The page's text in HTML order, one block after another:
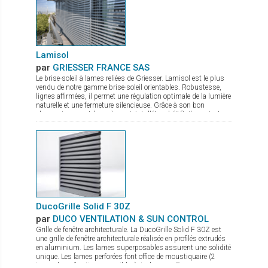
Lamisol
par GRIESSER FRANCE SAS
Le brise-soleil à lames reliées de Griesser. Lamisol est le plus
vendu de notre gamme brise-soleil orientables. Robustesse,
lignes affirmées, il permet une régulation optimale de la lumière
naturelle et une fermeture silencieuse. Grâce à son bon
obscurcissement (avec à son joint d'étanchéité), il convient
aux bâtiments tertiaires et également à toutes les pièces de vie.
Ses lames sont en forme de Z, disponibles en deux largeurs :
90 mm et 70 mm (pour les espaces exigus). Il bénéficie d'une
très bonne résistance au vent, jusqu’à 92 km/h. Système de
pose : - Lamisol est proposé en différents modèles pour deux
types de pose : sous linteau ou avec cache. - Coulisses Fix
(système autoporteur) : facilité de pose Option Lamisol® III
Reflect : Le système Lamisol® III Reflect permet trois ou deux
positions des lames sur le même store. En bas, le store
protège contre l'éblouissement désagréable quand on travaille
lumière du jour. La partie supérieure amène la lumière jusqu'à
l'intérieur pour une sensation agréable dans la pièce. La
bicoloration et 150 coloris en standard, vous sont proposés
pour un maximum de personnalisation.
DucoGrille Solid F 30Z
par DUCO VENTILATION & SUN CONTROL
Grille de fenêtre architecturale. La DucoGrille Solid F 30Z est
une grille de fenêtre architecturale réalisée en profilés extrudés
en aluminium. Les lames superposables assurent une solidité
unique. Les lames perforées font office de moustiquaire (2
types de perforations possibles). La lame en Z procure un